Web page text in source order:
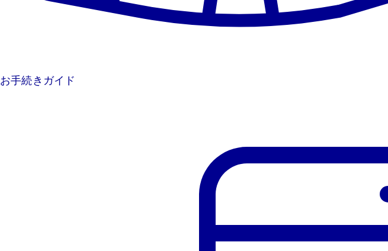
お手続きガイド